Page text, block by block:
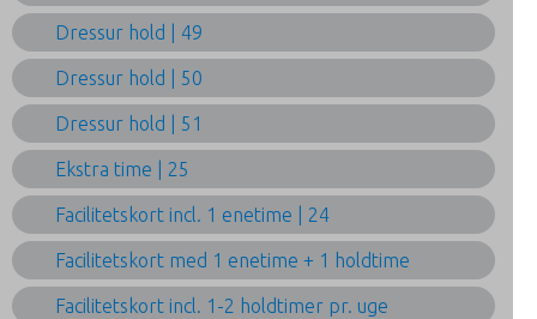
Dressur hold | 49
Dressur hold | 50
Dressur hold | 51
Ekstra time | 25
Facilitetskort incl. 1 enetime | 24
Facilitetskort med 1 enetime + 1 holdtime
Facilitetskort incl. 1-2 holdtimer pr. uge